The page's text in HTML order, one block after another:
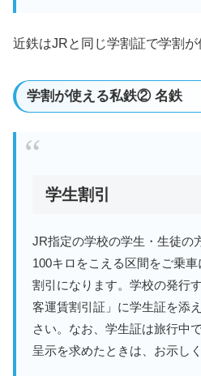
近鉄はJRと同じ学割証で学割が
学割が使える私鉄② 名鉄
学生割引
JR指定の学校の学生・生徒の
100キロをこえる区間をご乗
割引になります。学校の発行
客運賃割引証」に学生証を添
さい。なお、学生証は旅行中
呈示を求めたときは、お示しく